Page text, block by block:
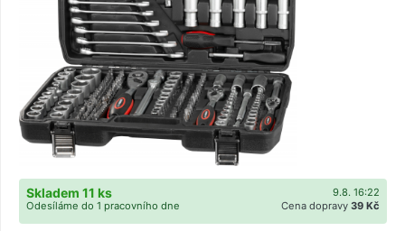
9.8. 16:22
Skladem 11 ks
Cena dopravy 39 Kč
Odesíláme do 1 pracovního dne